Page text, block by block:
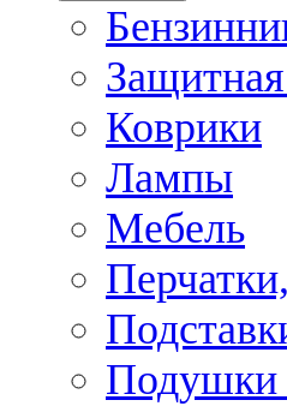
Коврики
Лампы
Мебель
Подушки